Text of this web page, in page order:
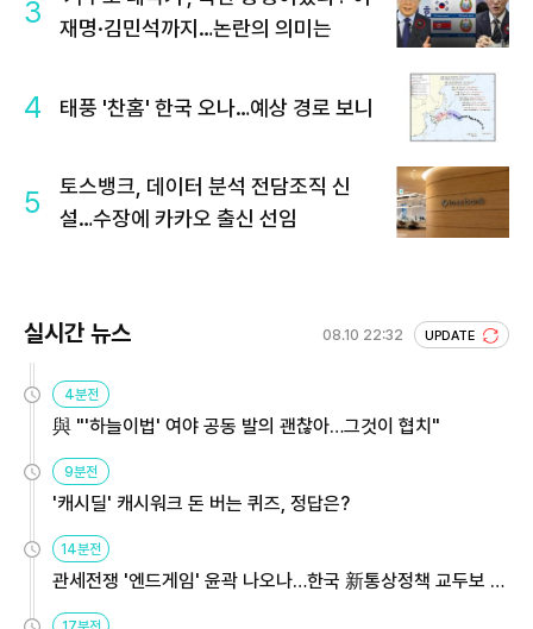
3
재명·김민석까지…논란의 의미는
4 태풍 '찬홈' 한국 오나…예상 경로 보니
5
토스뱅크, 데이터 분석 전담조직 신
설…수장에 카카오 출신 선임
실시간 뉴스 08.10 22:32 UPDATE
4분전
與 "'하늘이법' 여야 공동 발의 괜찮아…그것이 협치"
9분전
'캐시딜' 캐시워크 돈 버는 퀴즈, 정답은?
14분전
관세전쟁 '엔드게임' 윤곽 나오나…한국 新통상정책 교두보 활
용해야